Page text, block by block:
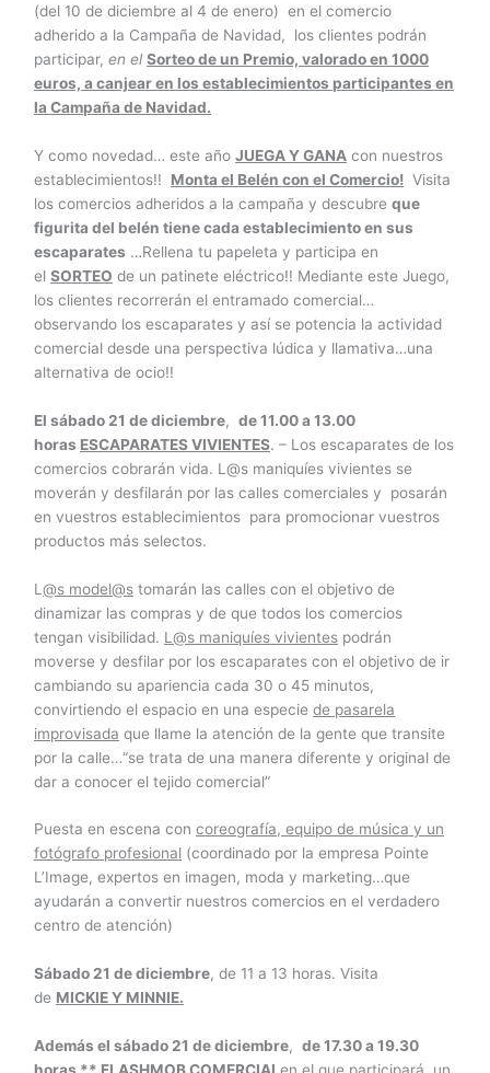
(del 10 de diciembre al 4 de enero) en el comercio
adherido a la Campaña de Navidad, los clientes podrán
participar,en elSorteo de un Premio, valorado en 1000
euros, a canjear en los establecimientos participantes en
la Campaña de Navidad.
Y como novedad… este añoJUEGA Y GANA con nuestros
establecimientos!! Monta el Belén con el Comercio! Visita
los comercios adheridos a la campaña y descubreque
figurita del belén tiene cada establecimiento en sus
escaparates …Rellena tu papeleta y participa en
elSORTEO de un patinete eléctrico!! Mediante este Juego,
los clientes recorrerán el entramado comercial…
observando los escaparates y así se potencia la actividad
comercial desde una perspectiva lúdica y llamativa…una
alternativa de ocio!!
El sábado 21 de diciembre,de 11.00 a 13.00
horas ESCAPARATES VIVIENTES. – Los escaparates de los
comercios cobrarán vida. L@s maniquíes vivientes se
moverán y desfilarán por las calles comerciales y posarán
en vuestros establecimientos para promocionar vuestros
productos más selectos.
L@s model@s tomarán las calles con el objetivo de
dinamizar las compras y de que todos los comercios
tengan visibilidad. L@s maniquíes vivientes podrán
moverse y desfilar por los escaparates con el objetivo de ir
cambiando su apariencia cada 30 o 45 minutos,
convirtiendo el espacio en una especiede pasarela
improvisada que llame la atención de la gente que transite
por la calle…“se trata de una manera diferente y original de
dar a conocer el tejido comercial”
Puesta en escena concoreografía, equipo de música y un
fotógrafo profesional (coordinado por la empresa Pointe
L’Image, expertos en imagen, moda y marketing…que
ayudarán a convertir nuestros comercios en el verdadero
centro de atención)
Sábado 21 de diciembre, de 11 a 13 horas. Visita
de MICKIE Y MINNIE.
Además el sábado 21 de diciembre,de 17.30 a 19.30